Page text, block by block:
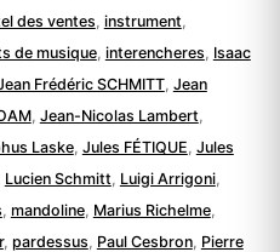
des ventes instrument
de musique, interencheres Isaac
Frédéric SCHMITT, Jean
, Jean-Nicolas Lambert
Laske, Jules FÉTIQUE Jules
Lucien Schmitt Luigi Arrigoni,
mandoline, Marius Richelme,
, pardessus Paul Cesbron, Pierre